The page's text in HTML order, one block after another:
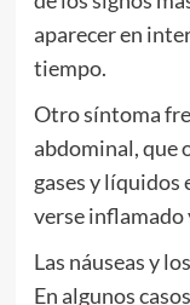
aparecer en
tiempo.
Otro síntoma
abdominal, que
gases y líquidos
verse inflamado
Las náuseas y
En algunos